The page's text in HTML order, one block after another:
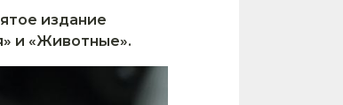
издание
и «Животные».